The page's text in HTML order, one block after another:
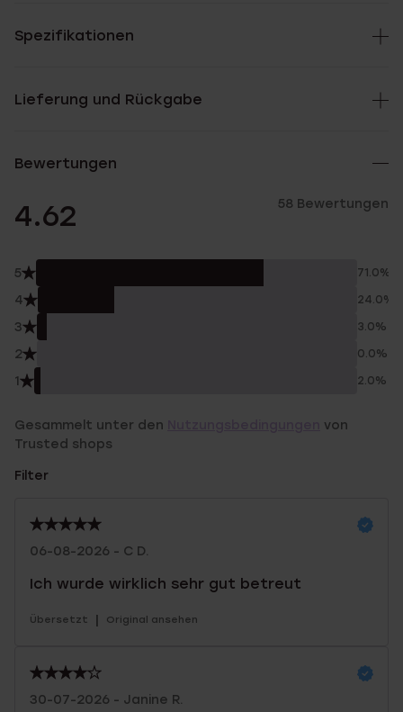
Spezifikationen
Lieferung und Rückgabe
Bewertungen
4.62 58 Bewertungen
5 71.0%
4 24.0%
3 3.0%
2 0.0%
1 2.0%
Gesammelt unter den
von
Trusted shops
Filter
06-08-2026 - C D.
Ich wurde wirklich sehr gut betreut
Übersetzt | Original ansehen
30-07-2026 - Janine R.